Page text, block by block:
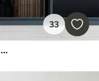
33
Японський парк з квітучими деревами та квітами, ліс, садовий будинок, озеро